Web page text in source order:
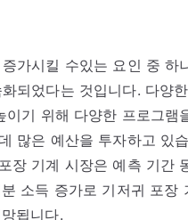
가시킬 수있는 요인 중 하
되었다는 것입니다. 다양
기 위해 다양한 프로그램
많은 예산을 투자하고 있
장 기계 시장은 예측 기간
소득 증가로 기저귀 포장
됩니다.